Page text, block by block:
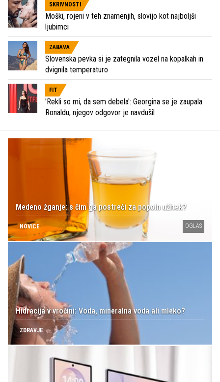
SKRIVNOSTI
Moški, rojeni v teh znamenjih, slovijo kot najboljši
ljubimci
ZABAVA
Slovenska pevka si je zategnila vozel na kopalkah in
dvignila temperaturo
FIT
'Rekli so mi, da sem debela': Georgina se je zaupala
Ronaldu, njegov odgovor je navdušil
Medeno žganje: s čim ga postreči za popoln užitek?
NOVICE OGLAS
Hidracija v vročini: Voda, mineralna voda ali mleko?
ZDRAVJE